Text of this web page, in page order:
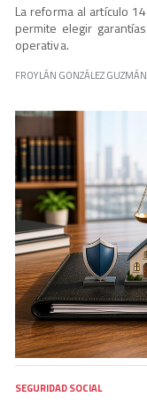
La reforma al artículo
permite elegir
operativa.
FROYLÁN GONZÁLEZ GUZMÁN
SEGURIDAD SOCIAL